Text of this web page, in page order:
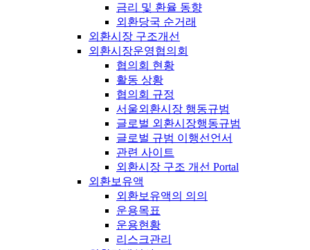
금리 및 환율 동향
외환당국 순거래
외환시장 구조개선
외환시장운영협의회
협의회 현황
활동 상황
협의회 규정
서울외환시장 행동규범
글로벌 외환시장행동규범
글로벌 규범 이행선언서
관련 사이트
외환시장 구조 개선 Portal
외환보유액
외환보유액의 의의
운용목표
운용현황
리스크관리